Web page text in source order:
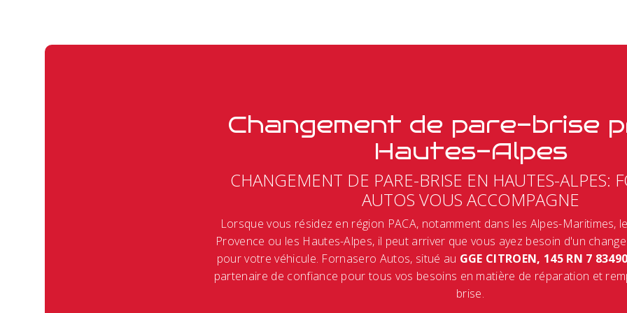
Changement de pare-brise
Hautes-Alpes
CHANGEMENT DE PARE-BRISE EN HAUTES-ALPES:
AUTOS VOUS ACCOMPAGNE
Lorsque vous résidez en région PACA, notamment dans les Alpes-Maritimes,
Provence ou les Hautes-Alpes, il peut arriver que vous ayez besoin d'un
pour votre véhicule. Fornasero Autos, situé au GGE CITROEN, 145 RN 7
partenaire de confiance pour tous vos besoins en matière de réparation et
brise.